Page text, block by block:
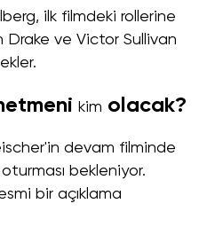
ilk filmdeki rollerine
ve Victor Sullivan
kim olacak?
devam filminde
bekleniyor.
bir açıklama